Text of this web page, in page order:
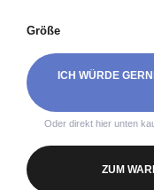
Größe
ICH WÜRDE
Oder direkt hier unten
ZUM